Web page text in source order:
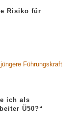
Risiko für
ich als
Ü50?“